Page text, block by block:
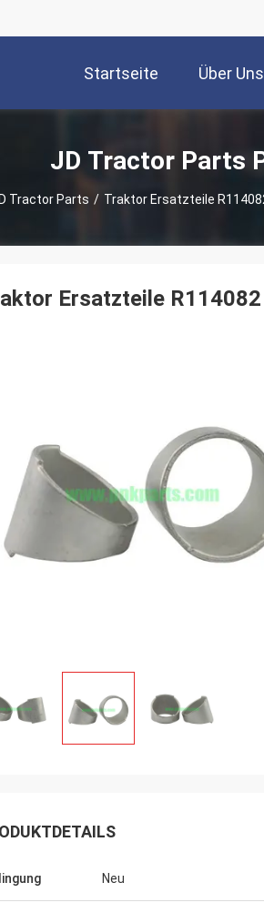
Startseite Über Uns
JD Tractor Parts
Tractor Parts / Traktor Ersatzteile
Ersatzteile
Neu